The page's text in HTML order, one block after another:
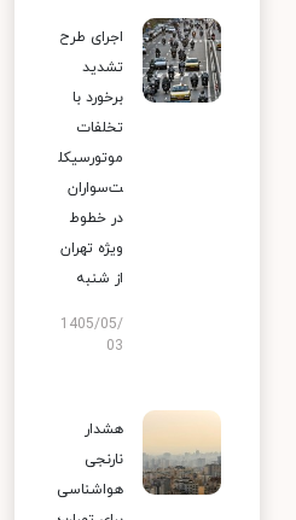
اجرای طرح
تشدید
برخورد با
تخلفات
موتورسیکل
ت‌سواران
در خطوط
ویژه تهران
از شنبه
1405/05/
03
هشدار
نارنجی
هواشناسی